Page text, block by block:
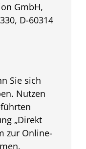
GmbH,
D-60314
Sie sich
Nutzen
„Direkt
zur Online-